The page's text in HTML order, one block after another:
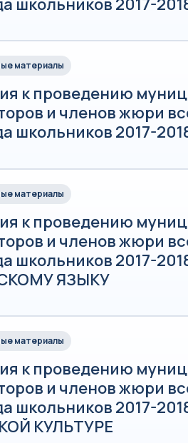
материалы
к проведению
и членов жюри
школьников 2017-
материалы
к проведению
и членов жюри
школьников 2017-
ЯЗЫКУ
материалы
к проведению
и членов жюри
школьников 2017-
КУЛЬТУРЕ